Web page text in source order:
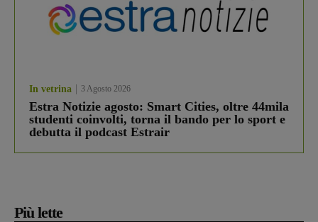
In vetrina 3 Agosto 2026
Estra Notizie agosto: Smart Cities, oltre 44mila
studenti coinvolti, torna il bando per lo sport e
debutta il podcast Estrair
Più lette